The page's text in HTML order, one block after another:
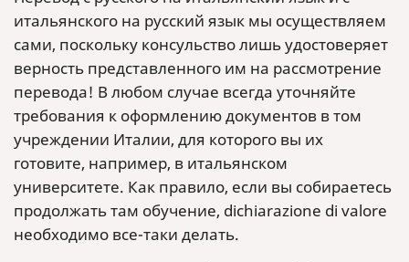
итальянского на русский язык мы осуществляем
сами, поскольку консульство лишь удостоверяет
верность представленного им на рассмотрение
перевода! В любом случае всегда уточняйте
требования к оформлению документов в том
учреждении Италии, для которого вы их
готовите, например, в итальянском
университете. Как правило, если вы собираетесь
продолжать там обучение, dichiarazione di valore
необходимо все-таки делать.